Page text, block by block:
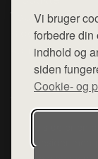
Vi bruger
forbedre din
indhold og
siden
Cookie- og
Top Rabatter
Blog
Kontakt
Denne side er en
hjemmesider